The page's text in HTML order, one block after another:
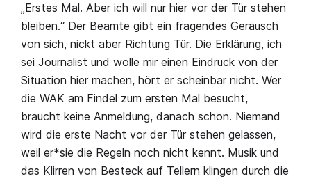
„Erstes Mal. Aber ich will nur hier vor der Tür stehen
bleiben.“ Der Beamte gibt ein fragendes Geräusch
von sich, nickt aber Richtung Tür. Die Erklärung, ich
sei Journalist und wolle mir einen Eindruck von der
Situation hier machen, hört er scheinbar nicht. Wer
die WAK am Findel zum ersten Mal besucht,
braucht keine Anmeldung, danach schon. Niemand
wird die erste Nacht vor der Tür stehen gelassen,
weil er*sie die Regeln noch nicht kennt. Musik und
das Klirren von Besteck auf Tellern klingen durch die